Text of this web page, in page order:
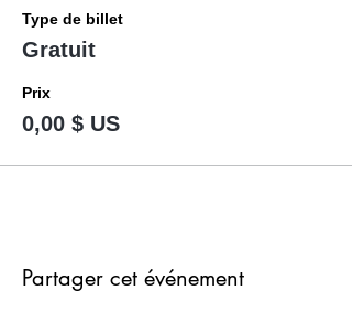
Type de billet
Gratuit
Prix
0,00 $ US
Partager cet événement